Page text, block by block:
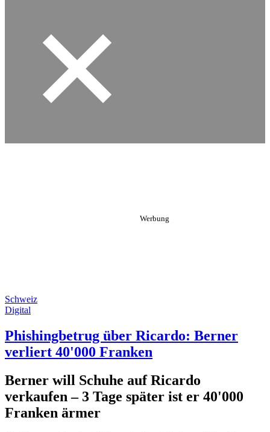
Schweiz
Digital
Phishingbetrug über Ricardo: Berner
verliert 40'000 Franken
Berner will Schuhe auf Ricardo
verkaufen – 3 Tage später ist er 40'000
Franken ärmer